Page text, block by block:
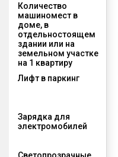
Количество
машиномест в
доме, в
отдельностоящем
здании или на
земельном участке
на 1 квартиру
Лифт в паркинг
Зарядка для
электромобилей
Светопрозрачные